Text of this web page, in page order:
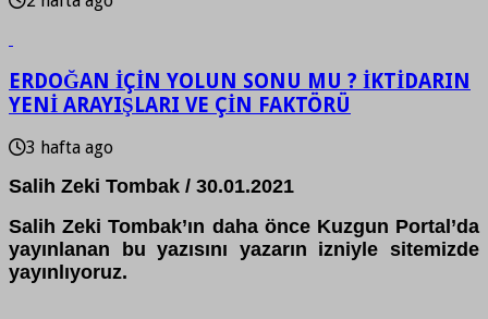
ERDOĞAN İÇİN YOLUN SONU MU ? İKTİDARIN
YENİ ARAYIŞLARI VE ÇİN FAKTÖRÜ
3 hafta ago
Salih Zeki Tombak / 30.01.2021
Salih Zeki Tombak’ın daha önce Kuzgun Portal’da
yayınlanan bu yazısını yazarın izniyle sitemizde
yayınlıyoruz.